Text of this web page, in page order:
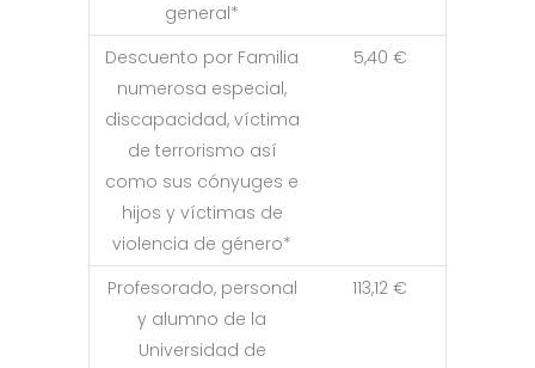
general*
Descuento por Familia
numerosa especial,
discapacidad, víctima
de terrorismo así
como sus cónyuges e
hijos y víctimas de
violencia de género*
5,40 €
Profesorado, personal
y alumno de la
Universidad de
113,12 €